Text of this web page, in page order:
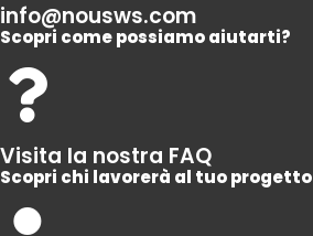
info@nousws.com
Scopri come possiamo aiutarti?
Visita la nostra FAQ
Scopri chi lavorerà al tuo progetto